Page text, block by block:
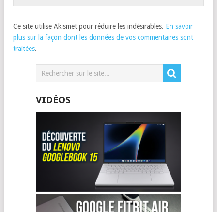
Ce site utilise Akismet pour réduire les indésirables. En savoir
plus sur la façon dont les données de vos commentaires sont
traitées.
VIDÉOS